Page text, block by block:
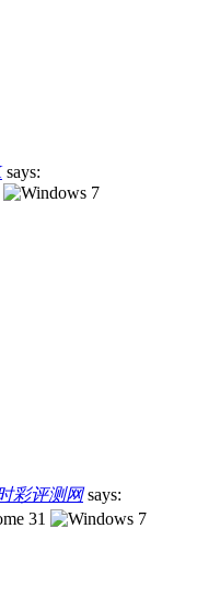
says:
彩评测网 says: